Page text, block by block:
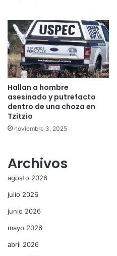
Hallan a hombre
asesinado y putrefacto
dentro de una choza en
Tzitzio
noviembre 3, 2025
Archivos
agosto 2026
julio 2026
junio 2026
mayo 2026
abril 2026